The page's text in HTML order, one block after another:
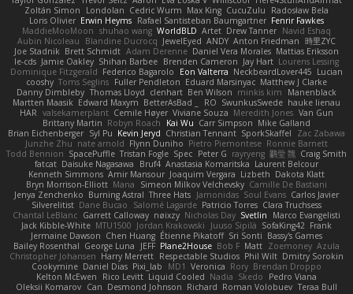
Zoltán Simon
Londolan Cedric Wurm Max King CucuZulu
Radosław Bela
Loris Olivier Erwin Heyms Rafael Santisteban Baumgartner Fenrir Fawkes
MaddieMooMoon shuhao wang WorldBLD Artet Drew Tanner Navid Eshaq
Aubin Nicoleau
Blandine Ducrocq JewelEyed ANDY Anton Friedman 時里ZYC
Joe Stadnik Brett Schmidt Adam Derenne Daniel Vera Morales Mattias Eriksson
le-cds Jamie Oakley Shihan Barbee Brenden Cameron Jay Hart Lourens Lessing
Dominique Fitzgerald Federico Bagarolo Eon Valterra NeckbeardLover445 Lucian
cooshy Toms Seglins Fuller Pendleton Eduard Marsinyac Matthew J Clarke
Danny Dimbleby Thomas Lloyd clenhart Ben Wilson minkis kim
Manenblack
Martten Maasik Edward Maxym BetterAsBad _ RO SwunkusSwede hauke lienau
HAR valsekamerplant Cemile Høyer Viviane Souza Meredith Jones Van Gun
Brittany Martin Robyn Roach Kai Wu Carr Simpson Mike Galland
Brian Eichenberger Syl Pu Kevin Jeryd Christian Tennant SporkSkaffel
Zac Zabawa
Junzhe Zhu nate arnold Flynn Duniho Pietro Piemontese Ronnie Barnett
Todd Bennion SpacePuffle Tristan Fogle Spec Peter G rayryeng 鸝瑩 魏 Craig Smith
fatcat Daisuke Nagasawa Bruf4 Anastasia Komaritska Laurent Belcour
Kenneth Simmons Amir Mansour Joaquim Vergara Lizbeth Dakota Klatt
Bryn Morrison-Elliott Mana Simeon Milkov Velchevsky Camille De Bastiani
Jenya Zenchenko Burning Astral Three Hats Jamonidas Soul Evans Carlos Javier
Silverelitist Dane Bucao Salomé Lagarde Patricio Torres Clara Truchsess
Chantal LeBlanc Garrett Calloway nøixzy Nicholas Day Svetlin
Marco Evangelisti
Jack Kibble-White MTU1500 Jordan Krakowski Juuso Sipilä SofaKing42 Frank
Jermaine Dawson Chen Huang Étienne Pikatoff Sri Sonti Bassy's Games
Bailey Rosenthal George Luna JEFF Plane2House Bob F Matt Zoemoney Azula
Christopher Johansen Harry Merrett Respectable Studios Phil Wilt Dmitry Sorokin
Cookymine Daniel Dias Pixi_lab MD1 Veronica Rory Brendan Droppo
Kelton McEwen
Rico Levitt Liquid Cooled Nadia Skedo
Pedro Viana
Oleksii Komarov Can Desmond Johnson Richard Roman Volobuev Teraa Bull